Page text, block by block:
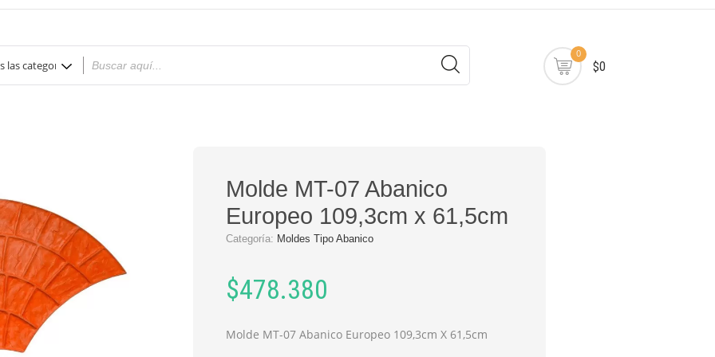
0
$0
Molde MT-07 Abanico
Europeo 109,3cm x 61,5cm
Categoría: Moldes Tipo Abanico
$478.380
Molde MT-07 Abanico Europeo 109,3cm X 61,5cm